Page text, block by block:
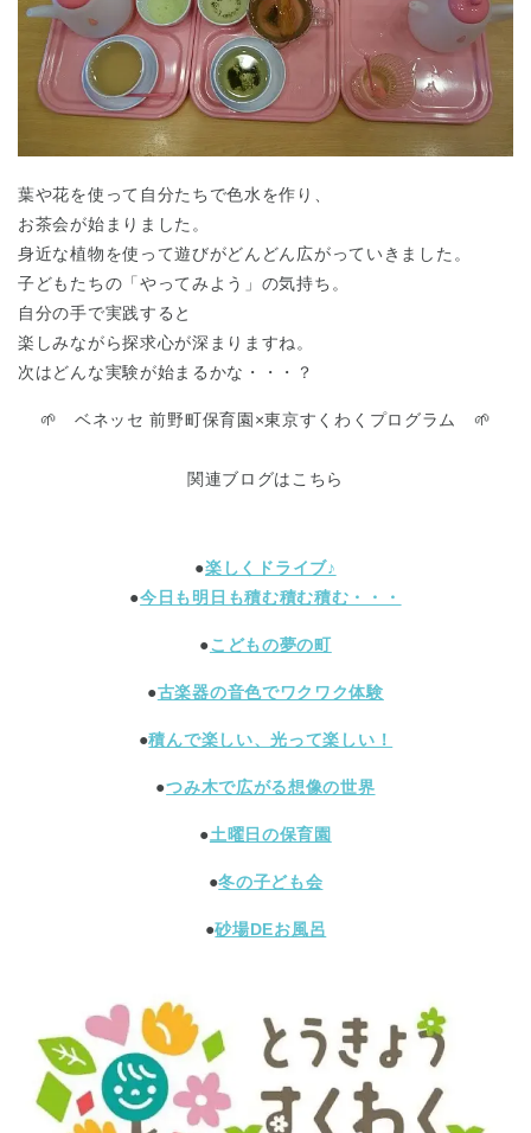
葉や花を使って自分たちで色水を作り、
お茶会が始まりました。
身近な植物を使って遊びがどんどん広がっていきました。
子どもたちの「やってみよう」の気持ち。
自分の手で実践すると
楽しみながら探求心が深まりますね。
次はどんな実験が始まるかな・・・？
🌱 ベネッセ 前野町保育園×東京すくわくプログラム 🌱
関連ブログはこちら
●楽しくドライブ♪
●今日も明日も積む積む積む・・・
●こどもの夢の町
●古楽器の音色でワクワク体験
●積んで楽しい、光って楽しい！
●つみ木で広がる想像の世界
●土曜日の保育園
●冬の子ども会
●砂場DEお風呂